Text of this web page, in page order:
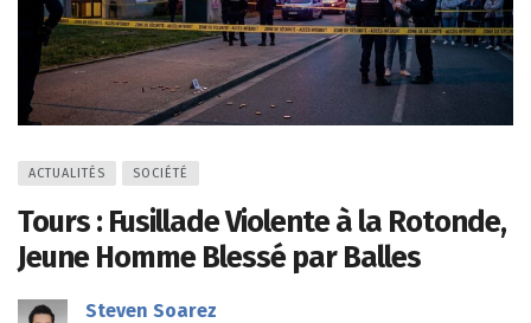
ACTUALITÉS SOCIÉTÉ
Tours : Fusillade Violente à la Rotonde,
Jeune Homme Blessé par Balles
Steven Soarez